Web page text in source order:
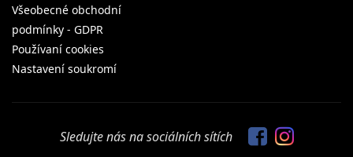
Všeobecné obchodní
podmínky - GDPR
Používaní cookies
Nastavení soukromí
Sledujte nás na sociálních sítích